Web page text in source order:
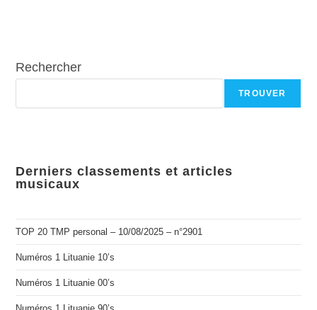
Rechercher
TROUVER
Derniers classements et articles
musicaux
TOP 20 TMP personal – 10/08/2025 – n°2901
Numéros 1 Lituanie 10’s
Numéros 1 Lituanie 00’s